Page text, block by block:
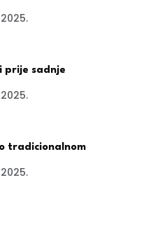
prije sadnje
tradicionalnom